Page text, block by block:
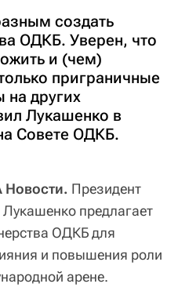
создать
ОДКБ. Уверен, что
и (чем)
приграничные
на других
Лукашенко в
Совете ОДКБ.
Президент
предлагает
ОДКБ для
и повышения роли
арене.